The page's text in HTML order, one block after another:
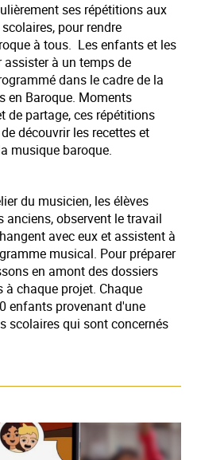
ses répétitions aux
pour rendre
à tous. Les enfants et les
à un temps de
dans le cadre de la
en Baroque. Moments
de partage, ces répétitions
découvrir les recettes et
musique baroque.
du musicien, les élèves
observent le travail
avec eux et assistent à
musical. Pour préparer
en amont des dossiers
chaque projet. Chaque
enfants provenant d'une
scolaires qui sont concernés